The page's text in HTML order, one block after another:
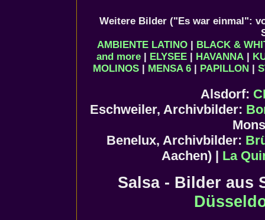
Weitere Bilder ("Es war einmal":
AMBIENTE LATINO | BLACK &
and more | ELYSEE | HAVANNA |
MOLINOS | MENSA 6 | PAPILLON |
Alsdorf:
Eschweiler, Archivbilder:
Benelux, Archivbilder:
Aachen) | La
Salsa - Bilder aus